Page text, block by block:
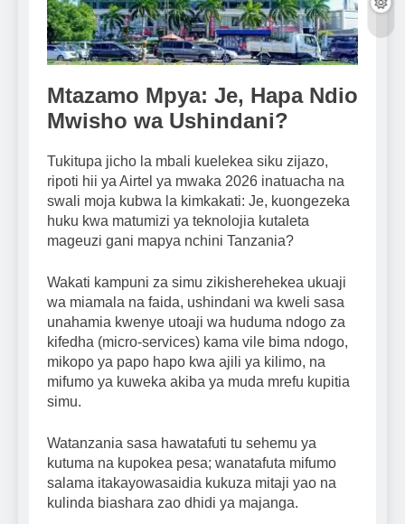
Mtazamo Mpya: Je, Hapa Ndio
Mwisho wa Ushindani?
Tukitupa jicho la mbali kuelekea siku zijazo,
ripoti hii ya Airtel ya mwaka 2026 inatuacha na
swali moja kubwa la kimkakati: Je, kuongezeka
huku kwa matumizi ya teknolojia kutaleta
mageuzi gani mapya nchini Tanzania?
Wakati kampuni za simu zikisherehekea ukuaji
wa miamala na faida, ushindani wa kweli sasa
unahamia kwenye utoaji wa huduma ndogo za
kifedha (micro-services) kama vile bima ndogo,
mikopo ya papo hapo kwa ajili ya kilimo, na
mifumo ya kuweka akiba ya muda mrefu kupitia
simu.
Watanzania sasa hawatafuti tu sehemu ya
kutuma na kupokea pesa; wanatafuta mifumo
salama itakayowasaidia kukuza mitaji yao na
kulinda biashara zao dhidi ya majanga.